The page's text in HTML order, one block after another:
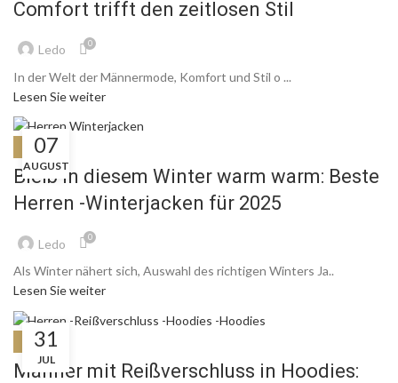
Comfort trifft den zeitlosen Stil
Ledo 0
In der Welt der Männermode, Komfort und Stil o ...
Lesen Sie weiter
07
AUGUST
BLOG
Bleib in diesem Winter warm warm: Beste
Herren -Winterjacken für 2025
Ledo 0
Als Winter nähert sich, Auswahl des richtigen Winters Ja..
Lesen Sie weiter
31
JUL
BLOG
Männer mit Reißverschluss in Hoodies: